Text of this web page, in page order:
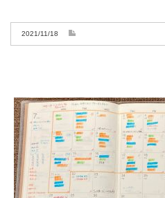
2021/11/18